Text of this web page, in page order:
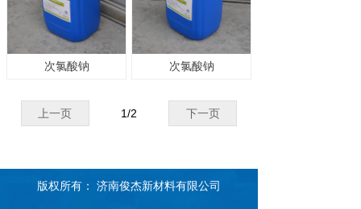
次氯酸钠 次氯酸钠
上一页 下一页
1/2
版权所有： 济南俊杰新材料有限公司